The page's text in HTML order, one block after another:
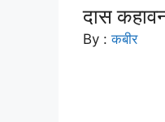
दास
By :कबीर